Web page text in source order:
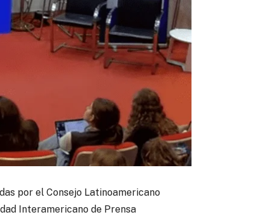
por el Consejo Latinoamericano
Interamericano de Prensa